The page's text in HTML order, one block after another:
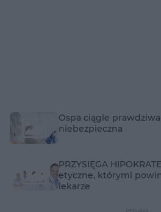
Ospa ciągle
niebezpieczna
PRZYSIĘGA
etyczne, którymi
lekarze